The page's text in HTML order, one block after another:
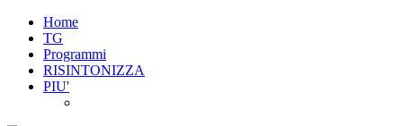
Home
TG
Programmi
RISINTONIZZA
PIU'